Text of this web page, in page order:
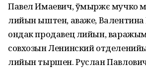
Павел Имаевич, ўмыржє мучко
лийын ыштен, аваже, Валентина
ондак продавец лийын,
совхозын Ленинский
лийын тыршен. Руслан